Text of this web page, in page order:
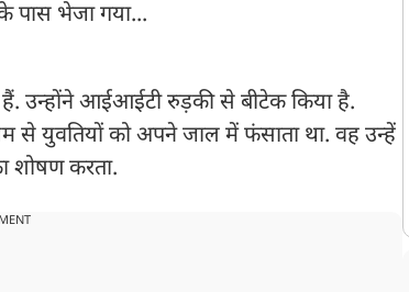
पास भेजा गया...
उन्होंने आईआईटी रुड़की से बीटेक किया है.
से युवतियों को अपने जाल में फंसाता था. वह उन्हें
शोषण करता.